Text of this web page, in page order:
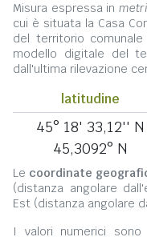
Misura espressa in
cui è situata la Casa
del territorio
modello digitale del
dall'ultima rilevazione
latitudine
45° 18' 33,12'' N
45,3092° N
Le coordinate
(distanza angolare
Est (distanza angolare
I valori numerici